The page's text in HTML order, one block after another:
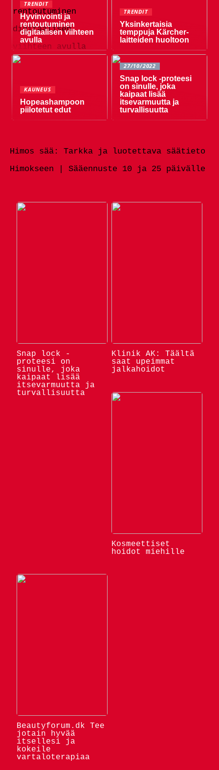
TRENDIT
Hyvinvointi ja
rentoutuminen
digitaalisen viihteen
avulla
TRENDIT
Yksinkertaisia ​​
temppuja Kärcher-
laitteiden huoltoon
KAUNEUS
Hopeashampoon
piilotetut edut
27/10/2022
Snap lock -proteesi
on sinulle, joka
kaipaat lisää
itsevarmuutta ja
turvallisuutta
Himos sää: Tarkka ja luotettava säätieto
Himokseen | Sääennuste 10 ja 25 päivälle
Snap lock -
proteesi on
sinulle, joka
kaipaat lisää
itsevarmuutta ja
turvallisuutta
Klinik AK: Täältä
saat upeimmat
jalkahoidot
Kosmeettiset
hoidot miehille
Beautyforum.dk Tee
jotain hyvää
itsellesi ja
kokeile
vartaloterapiaa